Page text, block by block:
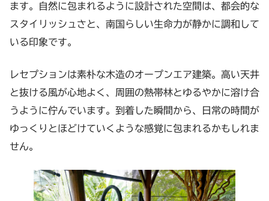
ます。自然に包まれるように設計された空間は、都会的な
スタイリッシュさと、南国らしい生命力が静かに調和して
いる印象です。
レセプションは素朴な木造のオープンエア建築。高い天井
と抜ける風が心地よく、周囲の熱帯林とゆるやかに溶け合
うように佇んでいます。到着した瞬間から、日常の時間が
ゆっくりとほどけていくような感覚に包まれるかもしれま
せん。